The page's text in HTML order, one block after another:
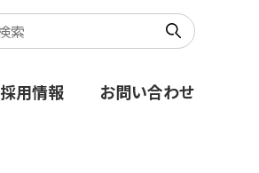
採用情報 お問い合わせ